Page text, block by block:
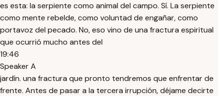
es esta: la serpiente como animal del campo. Sí. La serpiente
como mente rebelde, como voluntad de engañar, como
portavoz del pecado. No, eso vino de una fractura espiritual
que ocurrió mucho antes del
19:46
Speaker A
jardín. una fractura que pronto tendremos que enfrentar de
frente. Antes de pasar a la tercera irrupción, déjame decirte